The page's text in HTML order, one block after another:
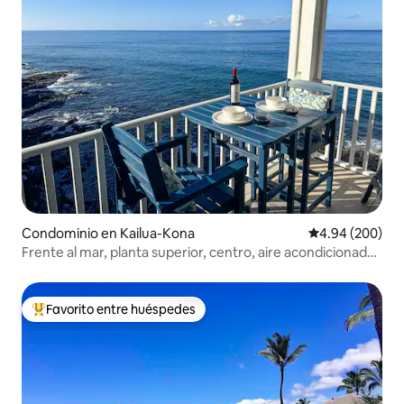
Condominio en Kailua-Kona Calificación
4.94 (200)
Frente al mar, planta superior, centro, aire acondicionado,
De los mejores en Favorito entre huéspedes
Favorito entre huéspedes